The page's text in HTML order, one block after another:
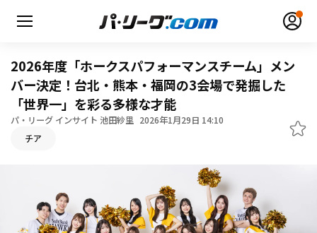
無料アカウント登録 ログイン
動画
2026年度「ホークスパフォーマンスチーム」メン
バー決定！台北・熊本・福岡の3会場で発掘した
「世界一」を彩る多様な才能
パ・リーグ インサイト 池田紗里 2026年1月29日 14:10
チア